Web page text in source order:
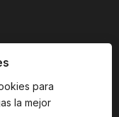
para
la mejor